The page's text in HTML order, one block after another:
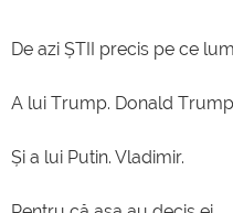
De azi ȘTII precis pe ce
A lui Trump. Donald
Și a lui Putin. Vladimir.